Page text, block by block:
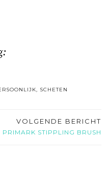
, SCHETEN
VOLGENDE BERICHT
PRIMARK STIPPLING BRUSH